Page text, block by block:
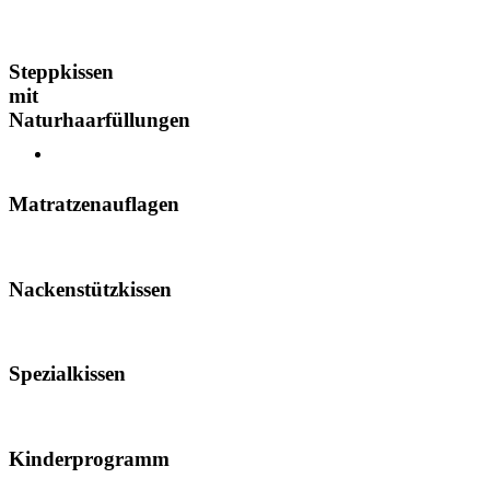
Steppkissen
mit
Naturhaarfüllungen
Matratzenauflagen
Nackenstützkissen
Spezialkissen
Kinderprogramm